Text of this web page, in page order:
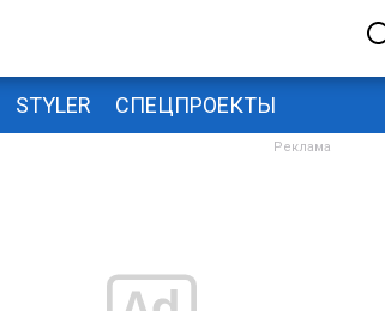
STYLER СПЕЦПРОЕКТЫ